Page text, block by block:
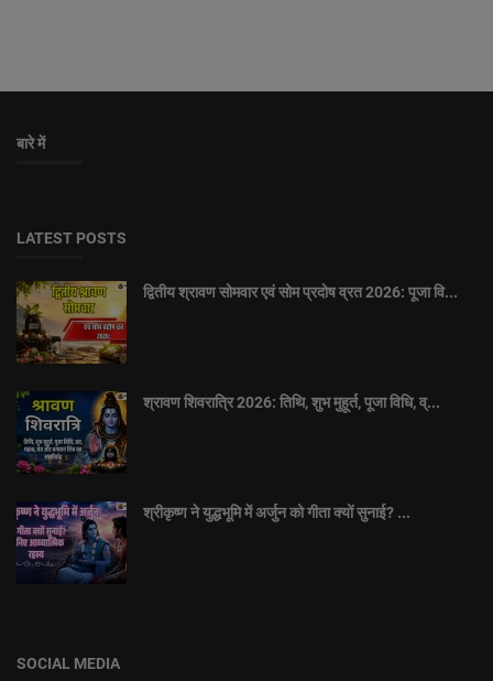
बारे में
LATEST POSTS
द्वितीय श्रावण सोमवार एवं सोम प्रदोष व्रत 2026: पूजा वि...
श्रावण शिवरात्रि 2026: तिथि, शुभ मुहूर्त, पूजा विधि, व्...
श्रीकृष्ण ने युद्धभूमि में अर्जुन को गीता क्यों सुनाई? ...
SOCIAL MEDIA